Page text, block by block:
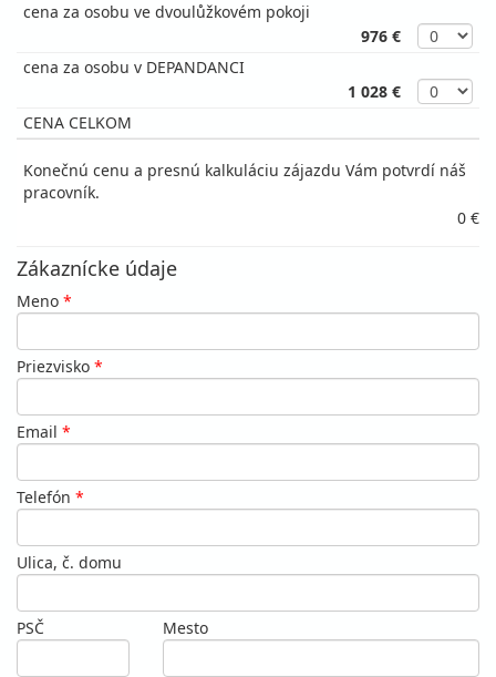
cena za osobu ve dvoulůžkovém pokoji
976 €
cena za osobu v DEPANDANCI
1 028 €
CENA CELKOM
Konečnú cenu a presnú kalkuláciu zájazdu Vám potvrdí náš
pracovník.
0 €
Zákaznícke údaje
Meno *
Priezvisko *
Email *
Telefón *
Ulica, č. domu
PSČ Mesto